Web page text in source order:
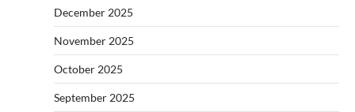
December 2025
November 2025
October 2025
September 2025